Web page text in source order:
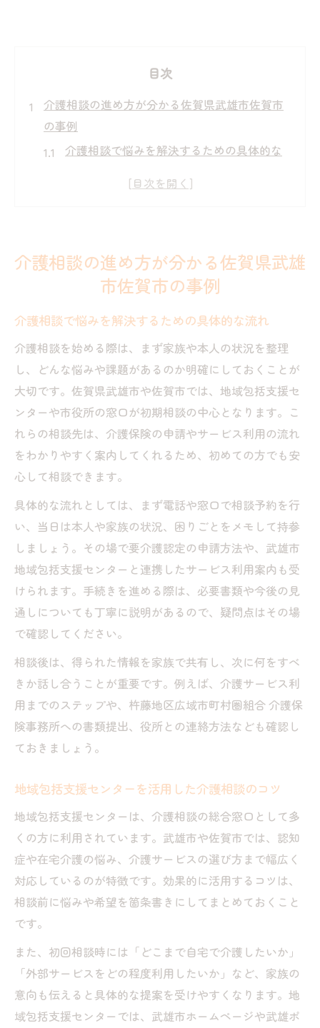
目次
介護相談の進め方が分かる佐賀県武雄市佐賀市
の事例
介護相談で悩みを解決するための具体的な
紹介
介護相談事例から学ぶ困りごとの対処法
介護相談の窓口を利用する際の注意点まと
武雄市や佐賀市でスムーズに介護相談を始める
には
介護相談を始める前に準備すべきポイント
武雄市や佐賀市の相談窓口を簡単に探す方
法
介護相談の流れと必要な書類の整理術
地域包括支援センターの活用でスムーズ相
談
初回の介護相談で伝えるべき大切なこと
初めての介護相談を安心して進めるための基礎
知識
介護相談の基礎知識と主な相談内容とは
初めてでも安心できる介護相談の進め方
介護相談で役立つ地域サービスの選び方
介護相談時に準備しておきたい質問集
プロに聞く介護相談で解決できる悩み例
地域包括支援センターの賢い活用法と相談内容
介護相談で知っておきたい支援センターの
役割
ービス
介護相談に役立つ支援センターの利用手順
相談内容別に見るセンターのサポート内容
初めての介護相談は支援センターにお任せ
れ
介護相談から申請手続きまでの基本ステッ
プ
迷わず進める介護相談と窓口活用の流れ
介護相談の進め方が分かる佐賀県武雄
市佐賀市の事例
介護相談で悩みを解決するための具体的な流れ
介護相談を始める際は、まず家族や本人の状況を整理
し、どんな悩みや課題があるのか明確にしておくことが
大切です。佐賀県武雄市や佐賀市では、地域包括支援セ
ンターや市役所の窓口が初期相談の中心となります。こ
れらの相談先は、介護保険の申請やサービス利用の流れ
をわかりやすく案内してくれるため、初めての方でも安
心して相談できます。
具体的な流れとしては、まず電話や窓口で相談予約を行
い、当日は本人や家族の状況、困りごとをメモして持参
しましょう。その場で要介護認定の申請方法や、武雄市
地域包括支援センターと連携したサービス利用案内も受
けられます。手続きを進める際は、必要書類や今後の見
通しについても丁寧に説明があるので、疑問点はその場
で確認してください。
相談後は、得られた情報を家族で共有し、次に何をすべ
きか話し合うことが重要です。例えば、介護サービス利
用までのステップや、杵藤地区広域市町村圏組合 介護保
険事務所への書類提出、役所との連絡方法なども確認し
ておきましょう。
地域包括支援センターを活用した介護相談のコツ
地域包括支援センターは、介護相談の総合窓口として多
くの方に利用されています。武雄市や佐賀市では、認知
症や在宅介護の悩み、介護サービスの選び方まで幅広く
対応しているのが特徴です。効果的に活用するコツは、
相談前に悩みや希望を箇条書きにしてまとめておくこと
です。
また、初回相談時には「どこまで自宅で介護したいか」
「外部サービスをどの程度利用したいか」など、家族の
意向も伝えると具体的な提案を受けやすくなります。地
域包括支援センターでは、武雄市ホームページや武雄ポ